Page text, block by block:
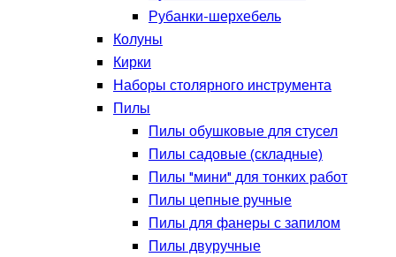
Рубанки-шерхебель
Колуны
Кирки
Наборы столярного инструмента
Пилы
Пилы обушковые для стусел
Пилы садовые (складные)
Пилы "мини" для тонких работ
Пилы цепные ручные
Пилы для фанеры с запилом
Пилы двуручные